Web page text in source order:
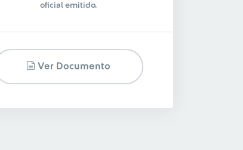
oficial emitido.
Ver Documento